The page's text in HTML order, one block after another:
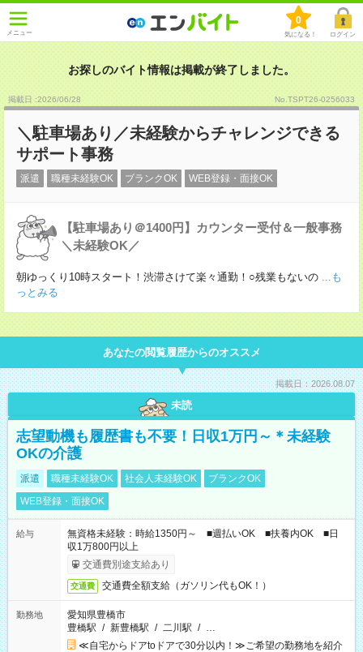
メニュー
0
気になる！ ログイン
お探しのバイト情報は掲載が終了しました。
掲載日 :2026/06/28 No.TSPT26-0256033
＼駐車場あり／未経験からチャレンジできる
サポート事務
派遣 職種未経験OK ブランクOK WEB登録・面接OK
【駐車場あり＠1400円】カウンター受付＆一般事務
＼未経験OK／
朝ゆっくり10時スタート！渋滞さけて楽々通勤！○残業もないの ...も
っとみる
あなたの閲覧履歴からのオススメ
掲載日：2026.08.07
未読
志望動機も履歴書も不要！日収1万円～＊未経験
OKの介護
派遣 職種未経験OK 社会人未経験OK
ブランクOK
WEB登録・面接OK
給与
無資格未経験：時給1350円～ ■週払いOK ■扶養内OK ■日
収1万800円以上
交通費別途支給あり
交通費 交通費全額支給（ガソリン代もOK！）
勤務地
愛知県豊橋市
豊橋駅 / 新豊橋駅 / 二川駅 / …
≪自宅からドアtoドアで30分以内！≫ご希望の勤務地を紹介